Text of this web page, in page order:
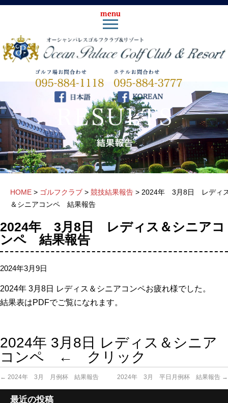
HOME > ゴルフクラブ > 競技結果報告 > 2024年 3月8日 レディ
＆シニアコンペ 結果報告
2024年 3月8日 レディス＆シニアコ
ンペ 結果報告
2024年3月9日
2024年 3月8日 レディス＆シニアコンペお疲れ様でした。
結果表はPDFでご覧になれます。
2024年 3月8日 レディス＆シニア
コンペ ← クリック
← 2024年 3月 月例杯 結果報告 2024年 3月 平日月例杯 結果報告 →
最近の投稿